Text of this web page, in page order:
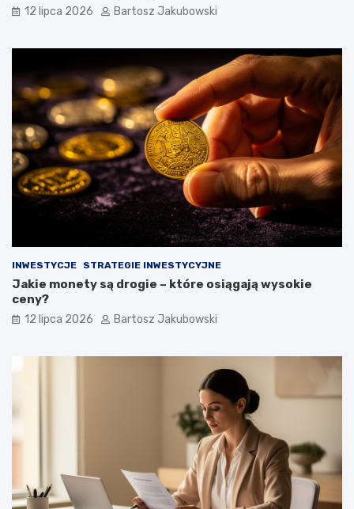
12 lipca 2026 Bartosz Jakubowski
INWESTYCJE STRATEGIE INWESTYCYJNE
Jakie monety są drogie – które osiągają wysokie
ceny?
12 lipca 2026 Bartosz Jakubowski